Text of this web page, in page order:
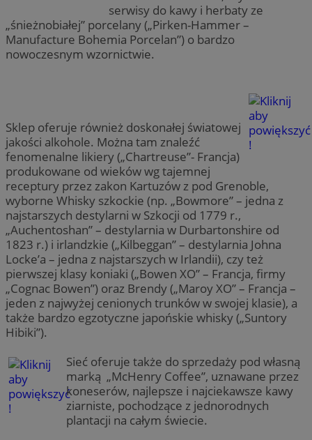
serwisy do kawy i herbaty ze
„śnieżnobiałej” porcelany („Pirken-Hammer –
Manufacture Bohemia Porcelan”) o bardzo
nowoczesnym wzornictwie.
Sklep oferuje również doskonałej światowej
jakości alkohole. Można tam znaleźć
fenomenalne likiery („Chartreuse”- Francja)
produkowane od wieków wg tajemnej
receptury przez zakon Kartuzów z pod Grenoble,
wyborne Whisky szkockie (np. „Bowmore” – jedna z
najstarszych destylarni w Szkocji od 1779 r.,
„Auchentoshan” – destylarnia w Durbartonshire od
1823 r.) i irlandzkie („Kilbeggan” – destylarnia Johna
Locke’a – jedna z najstarszych w Irlandii), czy też
pierwszej klasy koniaki („Bowen XO” – Francja, firmy
„Cognac Bowen”) oraz Brendy („Maroy XO” – Francja –
jeden z najwyżej cenionych trunków w swojej klasie), a
także bardzo egzotyczne japońskie whisky („Suntory
Hibiki”).
Sieć oferuje także do sprzedaży pod własną
marką „McHenry Coffee”, uznawane przez
koneserów, najlepsze i najciekawsze kawy
ziarniste, pochodzące z jednorodnych
plantacji na całym świecie.